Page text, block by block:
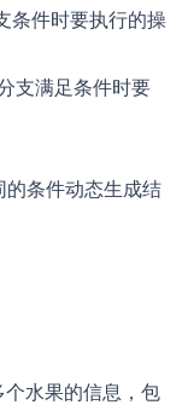
条件时要执行的操
支满足条件时要
的条件动态生成结
水果的信息，包